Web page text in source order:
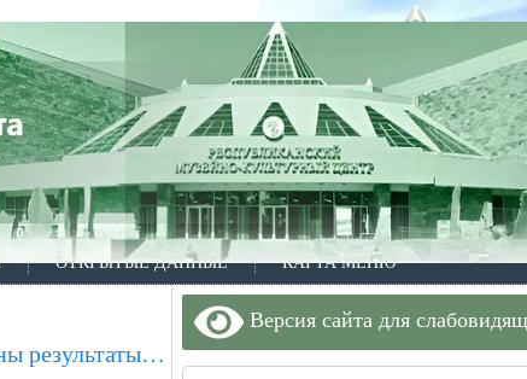
ОТКРЫТЫЕ ДАННЫЕ КАРТА МЕНЮ
результаты…
Версия сайта для